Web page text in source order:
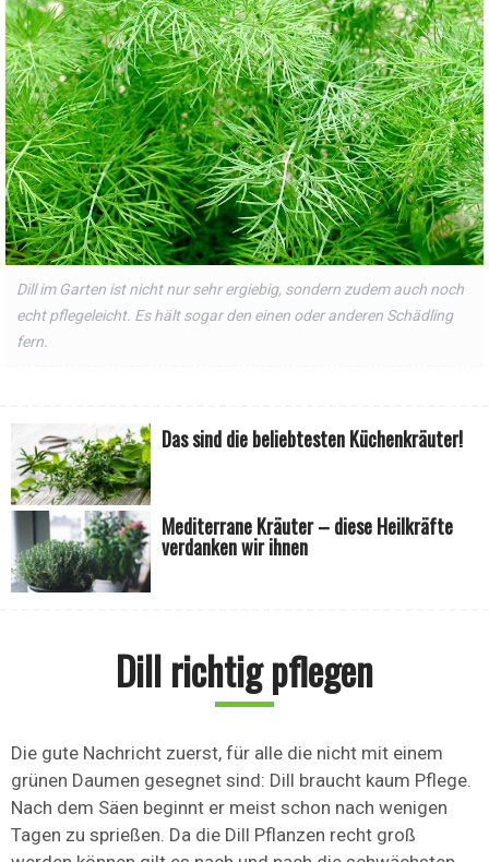
Dill im Garten ist nicht nur sehr ergiebig, sondern zudem auch noch
echt pflegeleicht. Es hält sogar den einen oder anderen Schädling
fern.
Das sind die beliebtesten Küchenkräuter!
Mediterrane Kräuter – diese Heilkräfte
verdanken wir ihnen
Dill richtig pflegen
Die gute Nachricht zuerst, für alle die nicht mit einem
grünen Daumen gesegnet sind: Dill braucht kaum Pflege.
Nach dem Säen beginnt er meist schon nach wenigen
Tagen zu sprießen. Da die Dill Pflanzen recht groß